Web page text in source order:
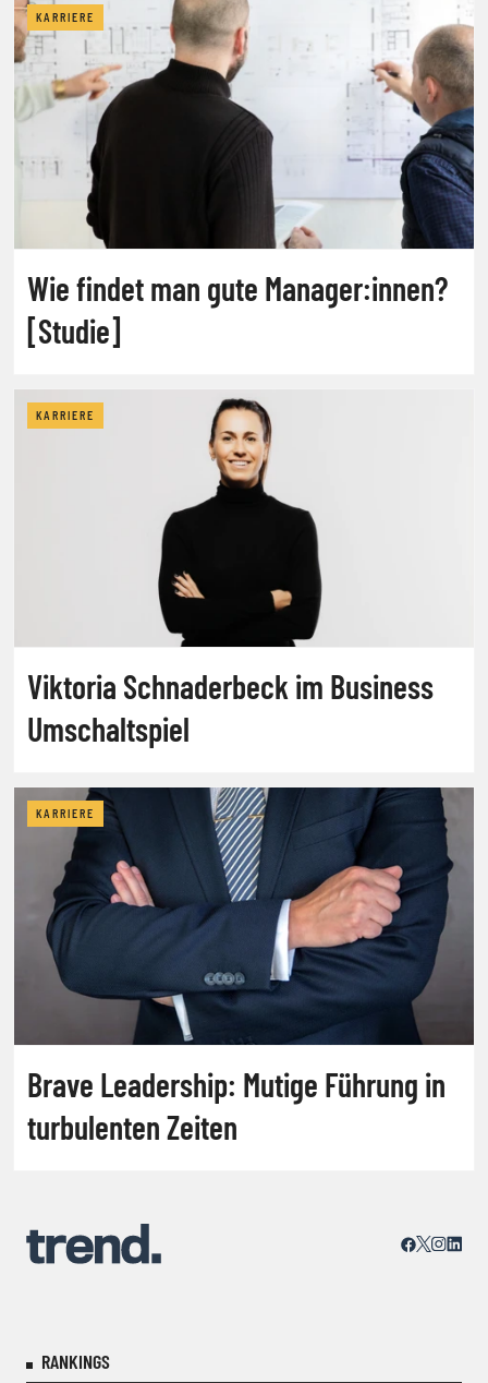
KARRIERE
Wie findet man gute Manager:innen?
[Studie]
KARRIERE
Viktoria Schnaderbeck im Business
Umschaltspiel
KARRIERE
Brave Leadership: Mutige Führung in
turbulenten Zeiten
RANKINGS